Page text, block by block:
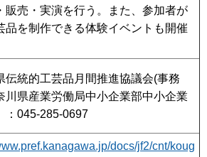
販売・実演を行う。また、参加者が
品を制作できる体験イベントも開催
伝統的工芸品月間推進協議会(事務
川県産業労働局中小企業部中小企業
：045-285-0697
docs/jf2/cnt/koug